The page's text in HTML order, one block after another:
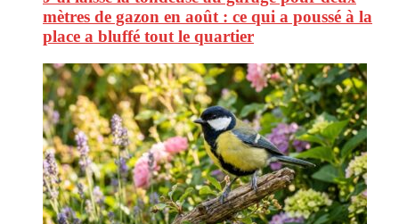
mètres de gazon en août : ce qui a poussé à la
place a bluffé tout le quartier